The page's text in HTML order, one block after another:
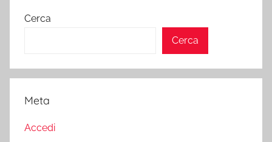
Cerca
Cerca
Meta
Accedi